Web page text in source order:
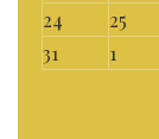
24
25
31
1